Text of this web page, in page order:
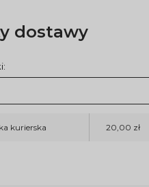
dostawy
kurierska 20,00 zł